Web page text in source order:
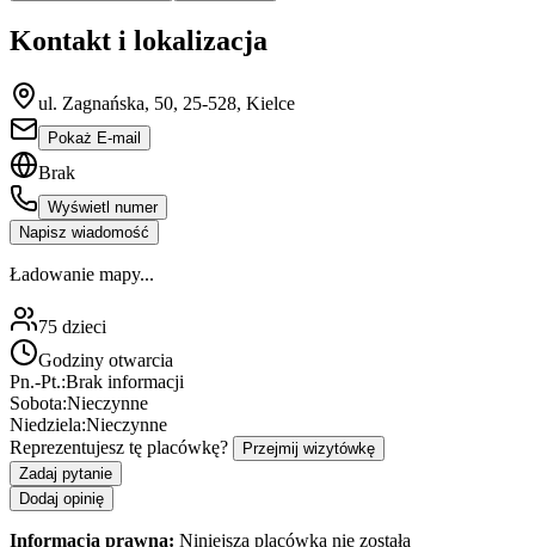
Kontakt i lokalizacja
ul. Zagnańska, 50, 25-528, Kielce
Pokaż E-mail
Brak
Wyświetl numer
Napisz wiadomość
Ładowanie mapy...
75 dzieci
Godziny otwarcia
Pn.-Pt.:Brak informacji
Sobota:Nieczynne
Niedziela:Nieczynne
Reprezentujesz tę placówkę?
Przejmij wizytówkę
Zadaj pytanie
Dodaj opinię
Informacja prawna: Niniejsza placówka nie została